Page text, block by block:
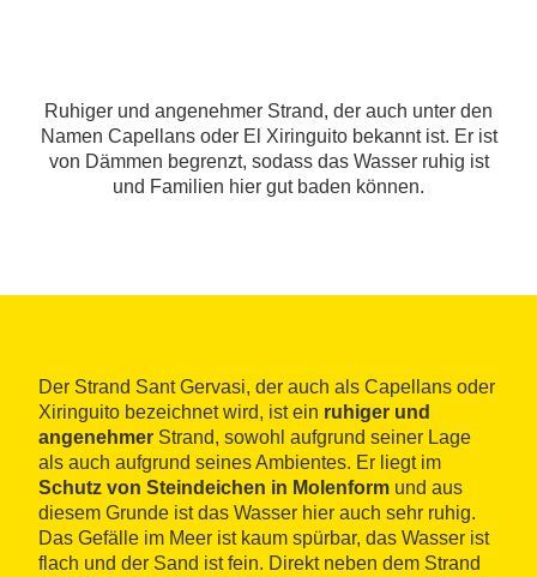
Ruhiger und angenehmer Strand, der auch unter den
Namen Capellans oder El Xiringuito bekannt ist. Er ist
von Dämmen begrenzt, sodass das Wasser ruhig ist
und Familien hier gut baden können.
Der Strand Sant Gervasi, der auch als Capellans oder
Xiringuito bezeichnet wird, ist ein ruhiger und
angenehmer Strand, sowohl aufgrund seiner Lage
als auch aufgrund seines Ambientes. Er liegt im
Schutz von Steindeichen in Molenform und aus
diesem Grunde ist das Wasser hier auch sehr ruhig.
Das Gefälle im Meer ist kaum spürbar, das Wasser ist
flach und der Sand ist fein. Direkt neben dem Strand